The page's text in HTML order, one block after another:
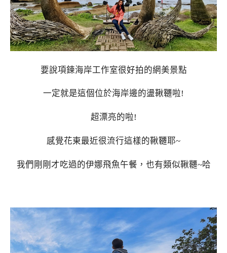
要說項鍊海岸工作室很好拍的網美景點
一定就是這個位於海岸邊的盪鞦韆啦!
超漂亮的啦!
感覺花東最近很流行這樣的鞦韆耶~
我們剛剛才吃過的伊娜飛魚午餐，也有類似鞦韆~哈